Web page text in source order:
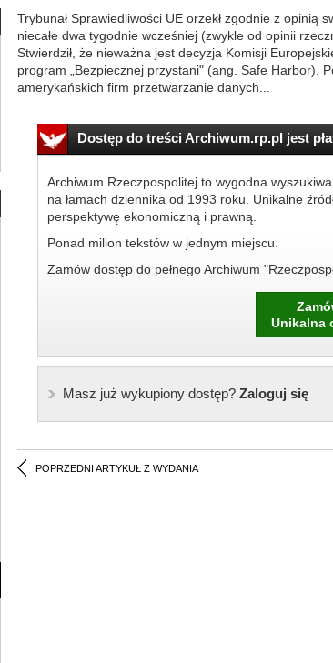
Trybunał Sprawiedliwości UE orzekł zgodnie z opinią
niecałe dwa tygodnie wcześniej (zwykle od opinii
Stwierdził, że nieważna jest decyzja Komisji
program „Bezpiecznej przystani" (ang. Safe Harbor).
amerykańskich firm przetwarzanie danych...
Dostęp do treści Archiwum.rp.pl jest
Archiwum Rzeczpospolitej to wygodna
na łamach dziennika od 1993 roku. Unikalne
perspektywę ekonomiczną i prawną.
Ponad milion tekstów w jednym miejscu.
Zamów dostęp do pełnego Archiwum
Unikalna
Masz już wykupiony dostęp?Zaloguj się
POPRZEDNI ARTYKUŁ Z WYDANIA